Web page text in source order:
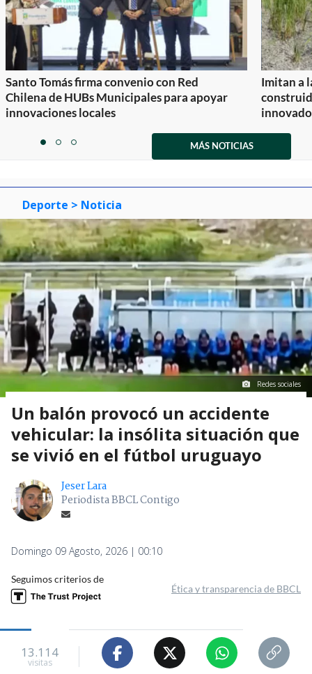
Santo Tomás firma convenio con Red
Chilena de HUBs Municipales para apoyar
innovaciones locales
Imitan a
itemitemitem
MÁS NOTICIAS
Deporte > Noticia
Redes sociales
Un balón provocó un accidente
vehicular: la insólita situación que
se vivió en el fútbol uruguayo
Jeser Lara
Periodista BBCL Contigo
Domingo 09 Agosto, 2026 | 00:10
Seguimos criterios de
Ética y transparencia de BBCL
13.114
visitas